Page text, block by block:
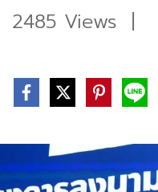
2485 Views |